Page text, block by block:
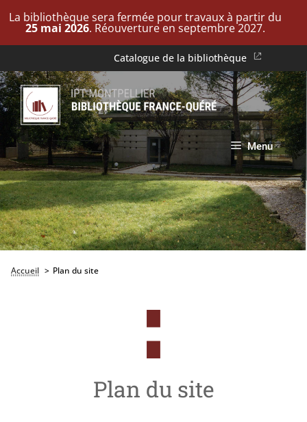
La bibliothèque sera fermée pour travaux à partir du
25 mai 2026. Réouverture en septembre 2027.
au
contenu
Catalogue de la bibliothèque
Menu
Accueil Plan du site
Plan du site